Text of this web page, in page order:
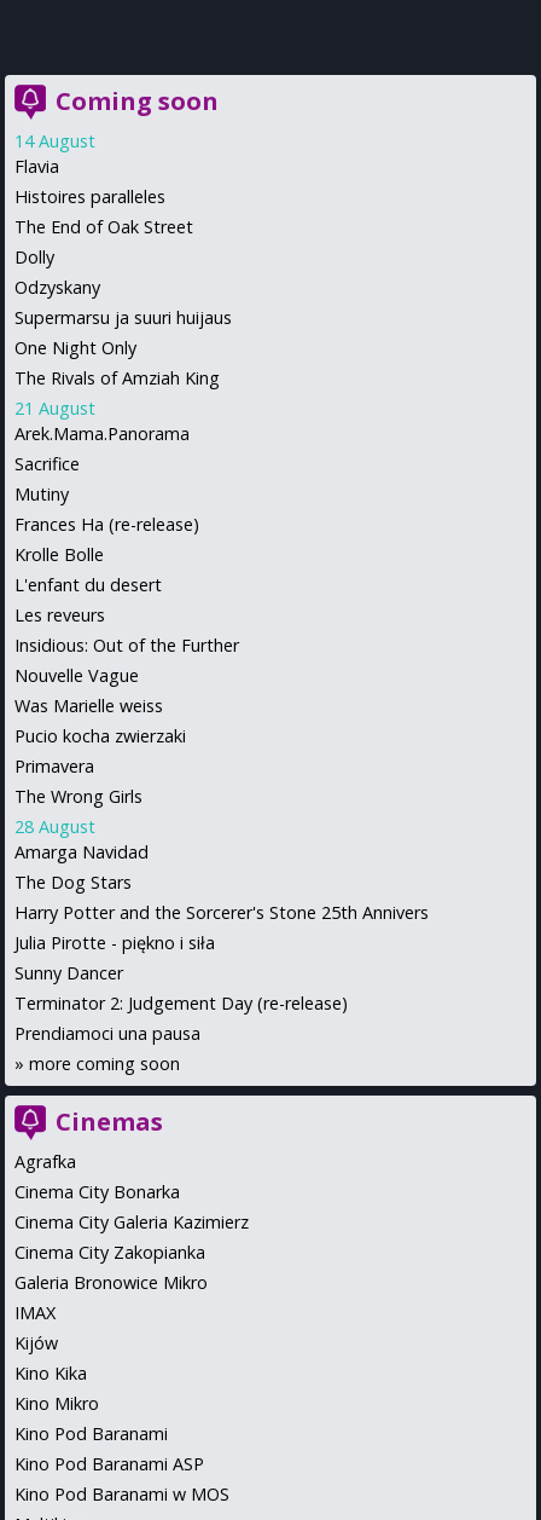
Coming soon
14 August
Flavia
Histoires paralleles
The End of Oak Street
Dolly
Odzyskany
Supermarsu ja suuri huijaus
One Night Only
The Rivals of Amziah King
21 August
Arek.Mama.Panorama
Sacrifice
Mutiny
Frances Ha (re-release)
Krolle Bolle
L'enfant du desert
Les reveurs
Insidious: Out of the Further
Nouvelle Vague
Was Marielle weiss
Pucio kocha zwierzaki
Primavera
The Wrong Girls
28 August
Amarga Navidad
The Dog Stars
Harry Potter and the Sorcerer's Stone 25th Annivers
Julia Pirotte - piękno i siła
Sunny Dancer
Terminator 2: Judgement Day (re-release)
Prendiamoci una pausa
» more coming soon
Cinemas
Agrafka
Cinema City Bonarka
Cinema City Galeria Kazimierz
Cinema City Zakopianka
Galeria Bronowice Mikro
IMAX
Kijów
Kino Kika
Kino Mikro
Kino Pod Baranami
Kino Pod Baranami ASP
Kino Pod Baranami w MOS